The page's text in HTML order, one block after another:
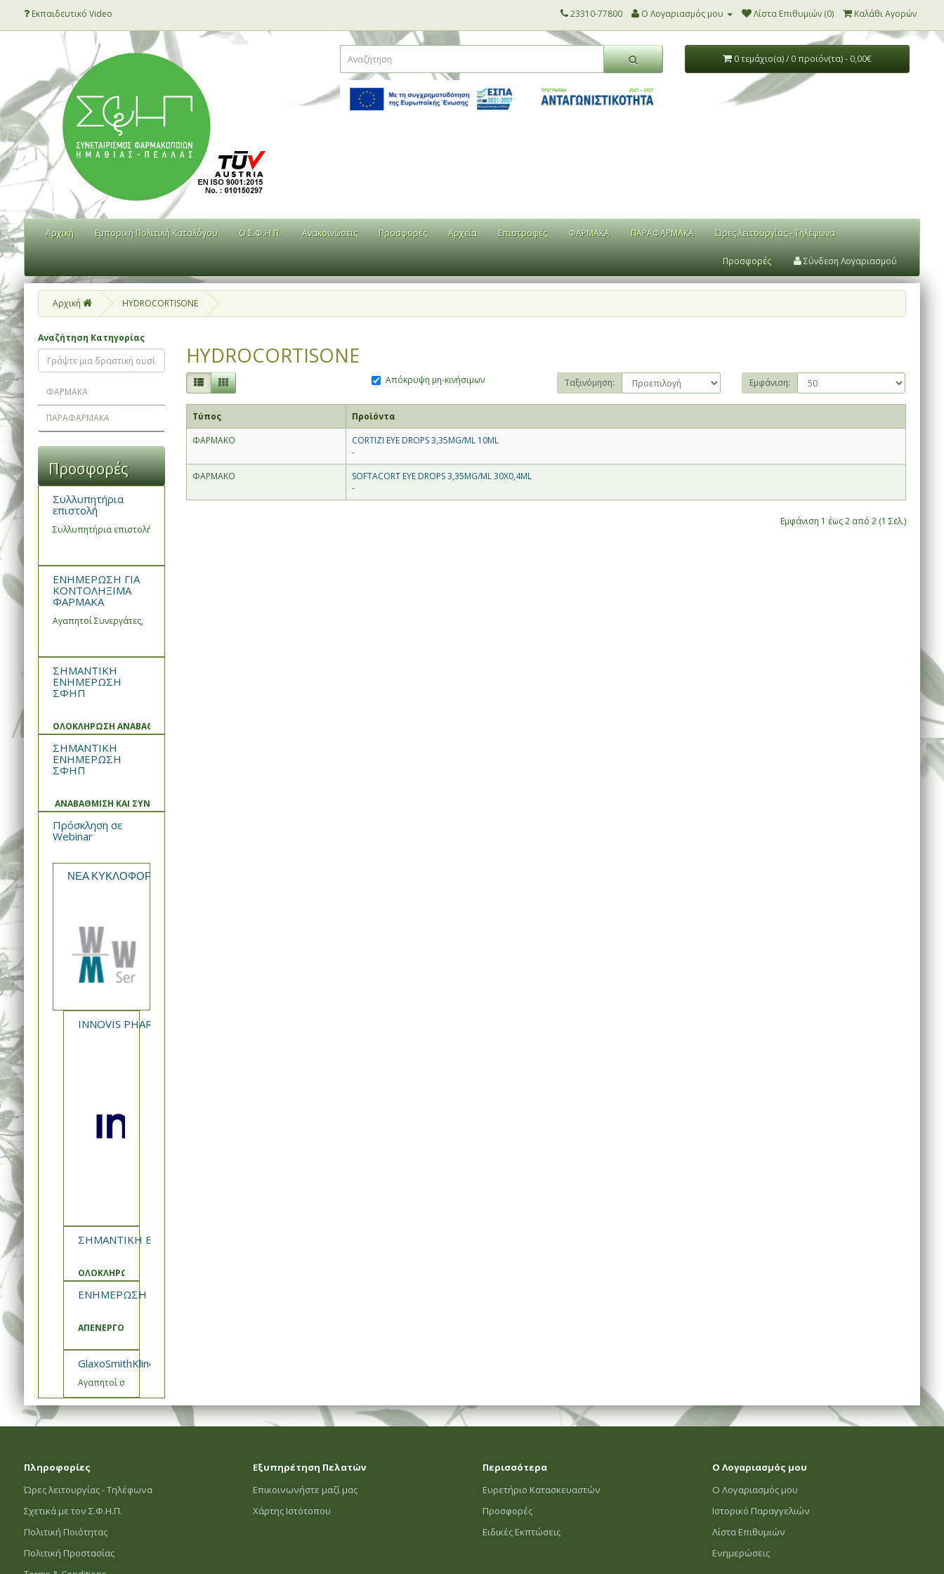
Εκπαιδευτικό Video 23310-77800 Ο Λογαριασμός μου Λίστα Επιθυμιών (0) Καλάθι Αγορών
0 τεμάχιο(α) / 0 προϊόν(τα) - 0,00€
Αρχική Εμπορική Πολιτική Καταλόγου Ο Σ.Φ.Η.Π. Ανακοινώσεις Προσφορές Αρχεία Επιστροφές ΦΑΡΜΑΚΑ ΠΑΡΑΦΑΡΜΑΚΑ Ώρες λειτουργίας - Τηλέφωνα
Προσφορές Σύνδεση Λογαριασμού
Αρχική HYDROCORTISONE
Αναζήτηση Κατηγορίας
ΦΑΡΜΑΚΑ
ΠΑΡΑΦΑΡΜΑΚΑ
Προσφορές
Συλλυπητήρια
επιστολή
Συλλυπητήρια επιστολή του Συνεταιρισμού Φαρμακοποιών Ημαθίας και Πέλλας
ΕΝΗΜΕΡΩΣΗ ΓΙΑ
ΚΟΝΤΟΛΗΞΙΜΑ
ΦΑΡΜΑΚΑ
Αγαπητοί Συνεργάτες,
ΣΗΜΑΝΤΙΚΗ
ΕΝΗΜΕΡΩΣΗ
ΣΦΗΠ
ΟΛΟΚΛΗΡΩΣΗ ΑΝΑΒΑΘΜΙΣΗΣ ΚΑΙ ΣΥΝΤΗΡΗΣΗΣ ΣΥΣΤΗΜΑΤΟΣ
ΣΗΜΑΝΤΙΚΗ
ΕΝΗΜΕΡΩΣΗ
ΣΦΗΠ
ΑΝΑΒΑΘΜΙΣΗ ΚΑΙ ΣΥΝΤΗΡΗΣΗ ΣΥΣΤΗΜΑΤΟΣ
Πρόσκληση σε
Webinar
ΝΕΑ ΚΥΚΛΟΦΟΡΙΑ από την WIN MEDICA Rekomb®
INNOVIS PHARMA - NEA ΚΥΚΛΟΦΟΡΙΑ XAVERTIA
ΣΗΜΑΝΤΙΚΗ ΕΝΗΜΕΡΩΣΗ ΣΦΗΠ
ΟΛΟΚΛΗΡΩΣΗ ΑΝΑΒΑΘΜΙΣΗΣ ΚΑΙ ΣΥΝΤΗΡΗΣΗΣ ΣΥΣΤΗΜΑΤΟΣ
ΕΝΗΜΕΡΩΣΗ ΣΦΗΠ
ΑΠΕΝΕΡΓΟΠΟΙΗΣΗ ΚΑΛΑΘΙΑ ΠΡΟΣΦΟΡΩΝ
GlaxoSmithKline- Εμβόλιο Engerix Ενημέρωση
Αγαπητοί συνεργάτες,
HYDROCORTISONE
Απόκρυψη μη-κινήσιμων Ταξινόμηση: Εμφάνιση:
Τύπος
Προϊόντα
ΦΑΡΜΑΚΟ
CORTIZI EYE DROPS 3,35MG/ML 10ML
-
ΦΑΡΜΑΚΟ
SOFTACORT EYE DROPS 3,35MG/ML 30X0,4ML
-
Εμφάνιση 1 έως 2 από 2 (1 Σελ.)
Πληροφορίες
Ώρες λειτουργίας - Τηλέφωνα
Σχετικά με τον Σ.Φ.Η.Π.
Πολιτική Ποιότητας
Πολιτική Προστασίας
Εξυπηρέτηση Πελατών
Επικοινωνήστε μαζί μας
Χάρτης Ιστότοπου
Περισσότερα
Ευρετήριο Κατασκευαστών
Προσφορές
Ειδικές Εκπτώσεις
Ο Λογαριασμός μου
Ο Λογαριασμός μου
Ιστορικό Παραγγελιών
Λίστα Επιθυμιών
Ενημερώσεις